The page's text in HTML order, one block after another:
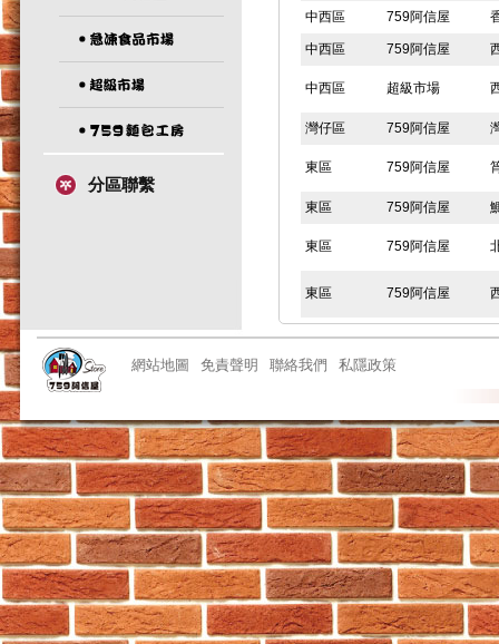
分區聯繫
中西區 759阿信屋
中西區 759阿信屋
中西區 超級市場
灣仔區 759阿信屋
東區 759阿信屋
東區 759阿信屋
東區 759阿信屋
東區 759阿信屋
東區 759阿信屋
東區 急凍食品市場
東區 759阿信屋
東區 759阿信屋
東區 759阿信屋
南區 759阿信屋
南區 759阿信屋
南區 759阿信屋
網站地圖 免責聲明 聯絡我們 私隱政策